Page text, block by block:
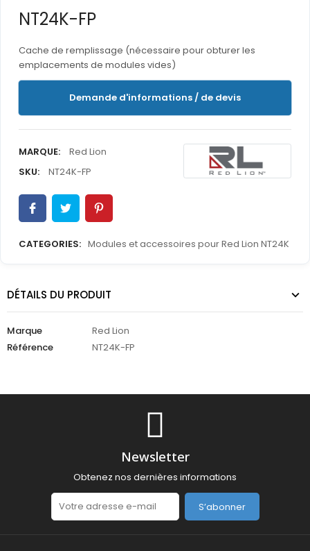
NT24K-FP
Cache de remplissage (nécessaire pour obturer les
emplacements de modules vides)
Demande d'informations / de devis
MARQUE:
Red Lion
SKU:
NT24K-FP
CATEGORIES: Modules et accessoires pour Red Lion NT24K
DÉTAILS DU PRODUIT
Marque
Red Lion
Référence
NT24K-FP
Newsletter
Obtenez nos dernières informations
S’abonner